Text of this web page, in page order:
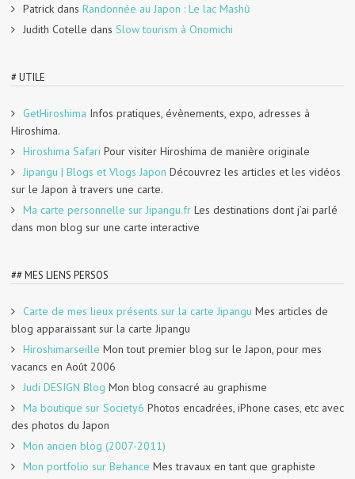
Patrick dans Randonnée au Japon : Le lac Mashū
Judith Cotelle dans Slow tourism à Onomichi
# UTILE
GetHiroshima Infos pratiques, évènements, expo, adresses à
Hiroshima.
Hiroshima Safari Pour visiter Hiroshima de manière originale
Jipangu | Blogs et Vlogs Japon Découvrez les articles et les vidéos
sur le Japon à travers une carte.
Ma carte personnelle sur Jipangu.fr Les destinations dont j’ai parlé
dans mon blog sur une carte interactive
## MES LIENS PERSOS
Carte de mes lieux présents sur la carte Jipangu Mes articles de
blog apparaissant sur la carte Jipangu
Hiroshimarseille Mon tout premier blog sur le Japon, pour mes
vacancs en Août 2006
Judi DESIGN Blog Mon blog consacré au graphisme
Ma boutique sur Society6 Photos encadrées, iPhone cases, etc avec
des photos du Japon
Mon ancien blog (2007-2011)
Mon portfolio sur Behance Mes travaux en tant que graphiste